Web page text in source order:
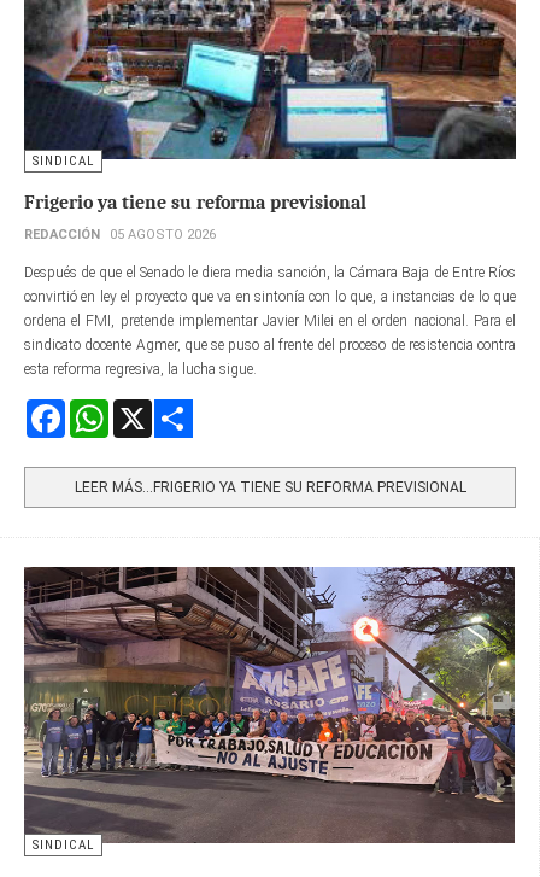
SINDICAL
Frigerio ya tiene su reforma previsional
REDACCIÓN 05 AGOSTO 2026
Después de que el Senado le diera media sanción, la Cámara Baja de Entre Ríos
convirtió en ley el proyecto que va en sintonía con lo que, a instancias de lo que
ordena el FMI, pretende implementar Javier Milei en el orden nacional. Para el
sindicato docente Agmer, que se puso al frente del proceso de resistencia contra
esta reforma regresiva, la lucha sigue.
FacebookWhatsApp
LEER MÁS…FRIGERIO YA TIENE SU REFORMA PREVISIONAL
SINDICAL